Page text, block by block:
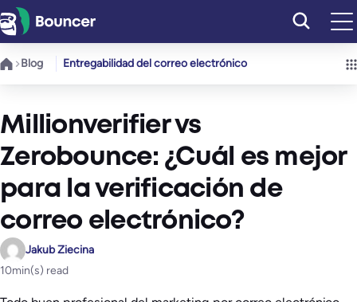
Saltar
al
contenido
Blog Entregabilidad del correo electrónico
Millionverifier vs
Zerobounce: ¿Cuál es mejor
para la verificación de
correo electrónico?
Jakub Ziecina
10min(s) read